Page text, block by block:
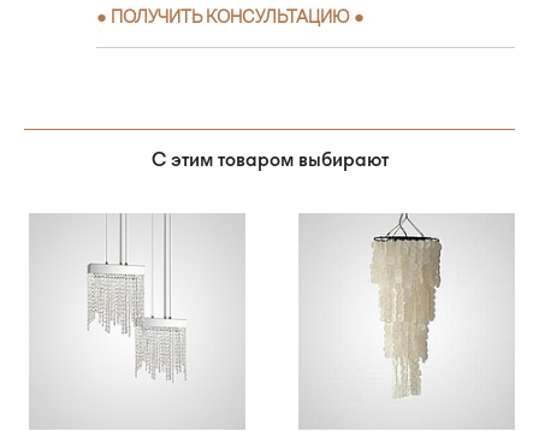
● ПОЛУЧИТЬ КОНСУЛЬТАЦИЮ ●
С этим товаром выбирают